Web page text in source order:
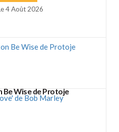
4 Août 2026
Be Wise de Protoje